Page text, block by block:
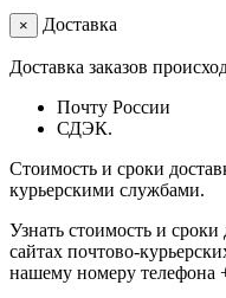
× Доставка
Доставка заказов
Почту России
СДЭК.
Стоимость и сроки
курьерскими службами.
Узнать стоимость и
сайтах почтово-
нашему номеру телефона